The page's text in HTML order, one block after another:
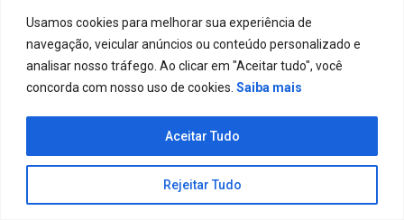
Usamos cookies para melhorar sua experiência de
navegação, veicular anúncios ou conteúdo personalizado e
analisar nosso tráfego. Ao clicar em "Aceitar tudo", você
concorda com nosso uso de cookies. Saiba mais
Rejeitar Tudo
Aceitar Tudo
Opinião
Sustentabilidade: Planta para reciclagem
eletrônica em SP se torna a maior da América